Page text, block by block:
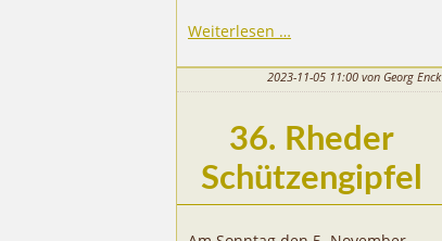
Weiterlesen …
Schützengipfel
2023-11-05 11:00 von Georg Enck
36. Rheder
Schützengipfel